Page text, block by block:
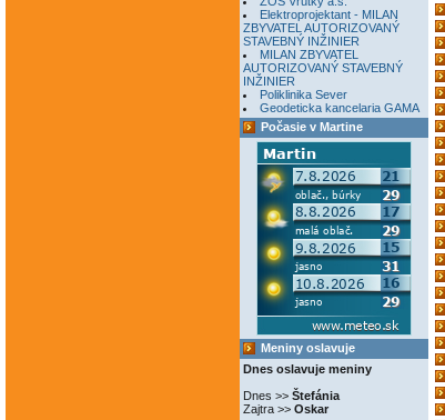
Elektroprojektant - MILAN
ZBYVATEL AUTORIZOVANÝ
STAVEBNÝ INŽINIER
MILAN ZBYVATEL
AUTORIZOVANÝ STAVEBNÝ
INŽINIER
Poliklinika Sever
Geodeticka kancelaria GAMA
Počasie v Martine
Meniny oslavuje
Dnes oslavuje meniny
Dnes >> Štefánia
Zajtra >> Oskar